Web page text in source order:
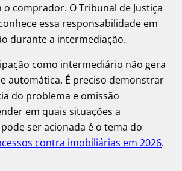
comprador. O Tribunal de Justiça
essa responsabilidade em
durante a intermediação.
como intermediário não gera
automática. É preciso demonstrar
do problema e omissão
em quais situações a
ser acionada é o tema do
contra imobiliárias em 2026.